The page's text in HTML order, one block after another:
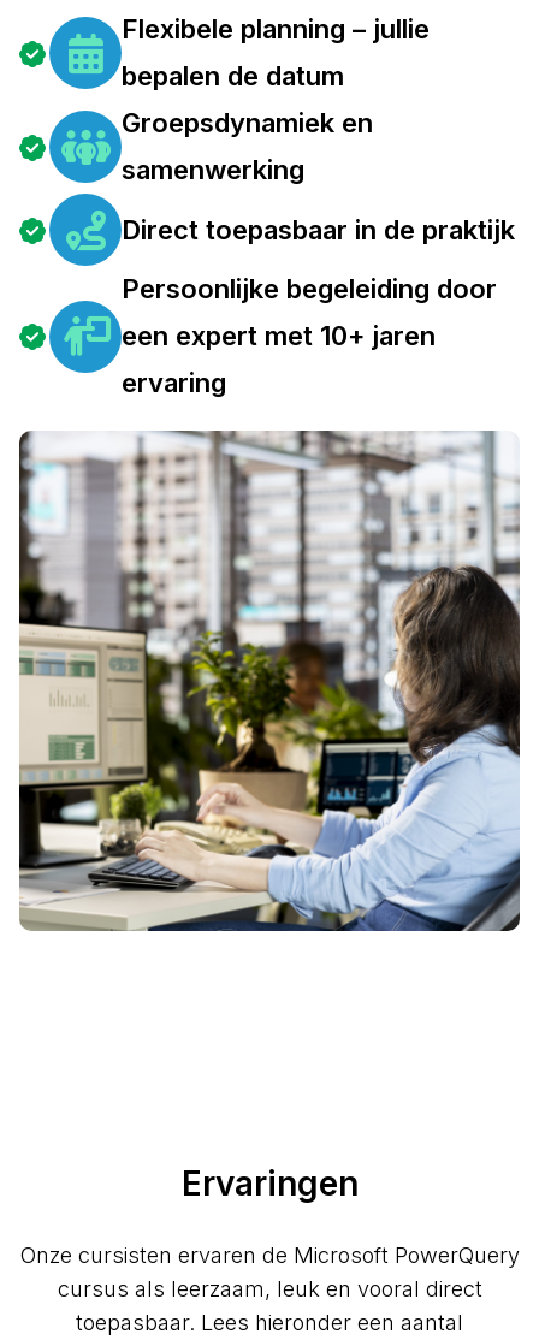
Flexibele planning – jullie
bepalen de datum
Groepsdynamiek en
samenwerking
Direct toepasbaar in de praktijk
Persoonlijke begeleiding door
een expert met 10+ jaren
ervaring
Ervaringen
Onze cursisten ervaren de Microsoft PowerQuery
cursus als leerzaam, leuk en vooral direct
toepasbaar. Lees hieronder een aantal